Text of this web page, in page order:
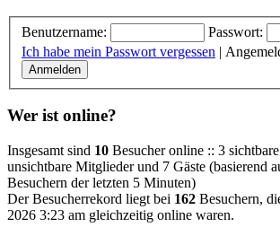
Benutzername:
Passwort:
Ich habe mein Passwort vergessen |
Wer ist online?
Insgesamt sind 10 Besucher online :: 3
unsichtbare Mitglieder und 7 Gäste (basierend
Besuchern der letzten 5 Minuten)
Der Besucherrekord liegt bei 162 Besuchern,
2026 3:23 am gleichzeitig online waren.